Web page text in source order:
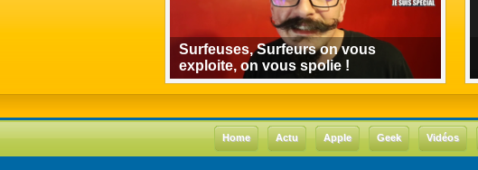
Surfeuses, Surfeurs on vous
exploite, on vous spolie !
Home Actu Apple Geek Vidéos